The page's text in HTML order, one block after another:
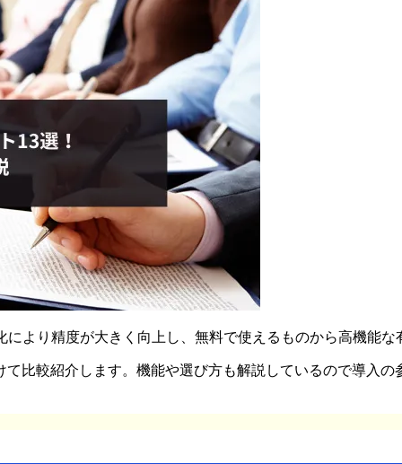
より精度が大きく向上し、無料で使えるものから高機能
比較紹介します。機能や選び方も解説しているので導入